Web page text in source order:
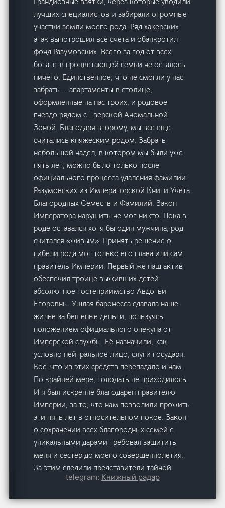
лучших специалистов и забирали огромные
участки земли моего рода. Ряд хакерских
атак выпотрошил все счета и обанкротил
фонд Разумовских. Всего за год от всех
богатств процветающей семьи не осталось
ничего. Единственное, что не смогли у нас
забрать — апартаменты в столице,
оформленные на нас троих, и родовое
гнездо рядом с Тверской Аномальной
Зоной. Благодаря второму, мы всё ещё
считались княжеским родом. Забрать
небольшой надел, в котором мы были уже
пять лет, можно было только после
официального процесса удаления фамилии
Разумовских из Императорской Книги Учёта
Благородных Семеств и Фамилий. Закон
Императора нарушить не мог никто. Пока в
роде оставался хотя бы один мужчина, род
считался «живым». Принять решение о
гибели рода мог только его глава или сам
правитель Империи. Первый же наш актив
обеспечил троице выживших детей
абсолютное гостеприимство Авдотьи
Егоровны. Ушлая баронесса сдавала наше
жилье за бешеные деньги, пользуясь
положением официального опекуна от
Имперской службы. Её назначили, как
условно нейтральное лицо, слуги государя.
Кое-что из этих средств перепадало и нам.
По крайней мере, голодать не приходилось.
И я был искренне благодарен правителю
Империи, за то, что нам позволили прожить
эти пять лет в относительном покое. Закон
о сохранении всех благородных семей с
уникальными дарами требовал защитить
меня и сестёр до моего совершеннолетия.
За этим следили представители тайной
канцелярии, гвардии Императора и бог
рискнуть только полный самоубийца. Отъём
telegram: Книжный радар